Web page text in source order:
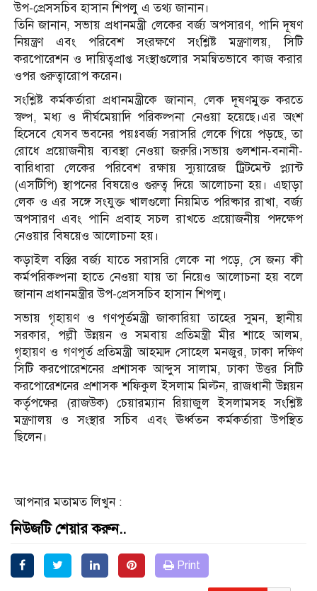
উপ-প্রেসসচিব হাসান শিপলু এ তথ্য জানান।
তিনি জানান, সভায় প্রধানমন্ত্রী লেকের বর্জ্য অপসারণ, পানি দূষণ
নিয়ন্ত্রণ এবং পরিবেশ সংরক্ষণে সংশ্লিষ্ট মন্ত্রণালয়, সিটি
করপোরেশন ও দায়িত্বপ্রাপ্ত সংস্থাগুলোর সমন্বিতভাবে কাজ করার
ওপর গুরুত্বারোপ করেন।
সংশ্লিষ্ট কর্মকর্তারা প্রধানমন্ত্রীকে জানান, লেক দূষণমুক্ত করতে
স্বল্প, মধ্য ও দীর্ঘমেয়াদি পরিকল্পনা নেওয়া হয়েছে।এর অংশ
হিসেবে যেসব ভবনের পয়ঃবর্জ্য সরাসরি লেকে গিয়ে পড়ছে, তা
রোধে প্রয়োজনীয় ব্যবস্থা নেওয়া জরুরি।সভায় গুলশান-বনানী-
বারিধারা লেকের পরিবেশ রক্ষায় স্যুয়ারেজ ট্রিটমেন্ট প্ল্যান্ট
(এসটিপি) স্থাপনের বিষয়েও গুরুত্ব দিয়ে আলোচনা হয়। এছাড়া
লেক ও এর সঙ্গে সংযুক্ত খালগুলো নিয়মিত পরিষ্কার রাখা, বর্জ্য
অপসারণ এবং পানি প্রবাহ সচল রাখতে প্রয়োজনীয় পদক্ষেপ
নেওয়ার বিষয়েও আলোচনা হয়।
কড়াইল বস্তির বর্জ্য যাতে সরাসরি লেকে না পড়ে, সে জন্য কী
কর্মপরিকল্পনা হাতে নেওয়া যায় তা নিয়েও আলোচনা হয় বলে
জানান প্রধানমন্ত্রীর উপ-প্রেসসচিব হাসান শিপলু।
সভায় গৃহায়ণ ও গণপূর্তমন্ত্রী জাকারিয়া তাহের সুমন, স্থানীয়
সরকার, পল্লী উন্নয়ন ও সমবায় প্রতিমন্ত্রী মীর শাহে আলম,
গৃহায়ণ ও গণপূর্ত প্রতিমন্ত্রী আহম্মদ সোহেল মনজুর, ঢাকা দক্ষিণ
সিটি করপোরেশনের প্রশাসক আব্দুস সালাম, ঢাকা উত্তর সিটি
করপোরেশনের প্রশাসক শফিকুল ইসলাম মিল্টন, রাজধানী উন্নয়ন
কর্তৃপক্ষের (রাজউক) চেয়ারম্যান রিয়াজুল ইসলামসহ সংশ্লিষ্ট
মন্ত্রণালয় ও সংস্থার সচিব এবং ঊর্ধ্বতন কর্মকর্তারা উপস্থিত
ছিলেন।
আপনার মতামত লিখুন :
নিউজটি শেয়ার করুন..
Print